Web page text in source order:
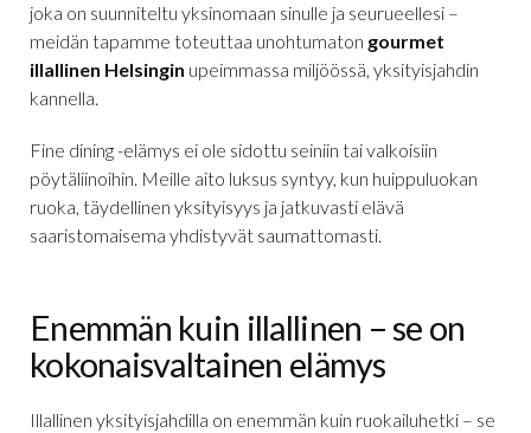
joka on suunniteltu yksinomaan sinulle ja seurueellesi –
meidän tapamme toteuttaa unohtumaton gourmet
illallinen Helsingin upeimmassa miljöössä, yksityisjahdin
kannella.
Fine dining -elämys ei ole sidottu seiniin tai valkoisiin
pöytäliinoihin. Meille aito luksus syntyy, kun huippuluokan
ruoka, täydellinen yksityisyys ja jatkuvasti elävä
saaristomaisema yhdistyvät saumattomasti.
Enemmän kuin illallinen – se on
kokonaisvaltainen elämys
Illallinen yksityisjahdilla on enemmän kuin ruokailuhetki – se